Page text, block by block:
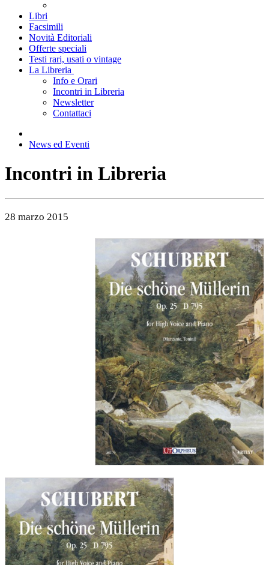
Libri
Facsimili
Novità Editoriali
Offerte speciali
Testi rari, usati o vintage
La Libreria
Info e Orari
Incontri in Libreria
Newsletter
Contattaci
News ed Eventi
Incontri in Libreria
28 marzo 2015